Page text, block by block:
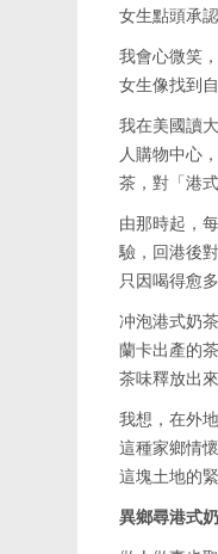
女生點頭承
我會心微笑
女生像找到
我在美國讀
人購物中心
茶，對「港
由那時起，
驗，回港後
只因喝得愈
冲泡港式奶
蘭卡出產的
茶味釋放出
我想，在外
這種家鄉情
這塊土地的
異鄉尋港式